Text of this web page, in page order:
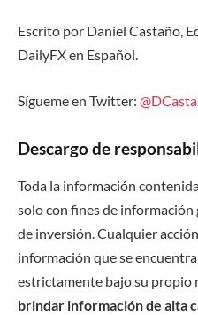
Escrito por Daniel Castaño,
DailyFX en Español.
Sígueme en Twitter:
Descargo de
Toda la información
solo con fines de
de inversión. Cualquier
información que se
estrictamente bajo su propio
brindar información de alta